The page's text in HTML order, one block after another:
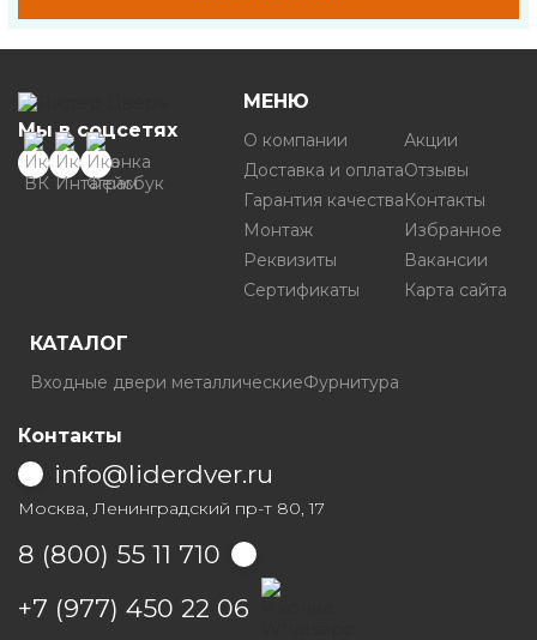
Мы в соцсетях
МЕНЮ
О компании
Доставка и оплата
Гарантия качества
Монтаж
Реквизиты
Сертификаты
Акции
Отзывы
Контакты
Избранное
Вакансии
Карта сайта
КАТАЛОГ
Входные двери металлическиеФурнитура
Контакты
info@liderdver.ru
Москва, Ленинградский пр-т 80, 17
8 (800) 55 11 710
+7 (977) 450 22 06
Написать на Whatsapp